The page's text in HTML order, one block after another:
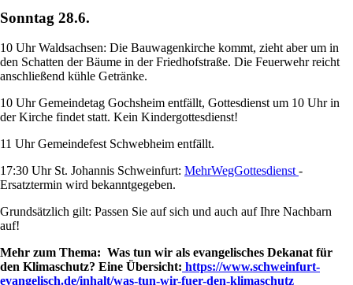
Sonntag 28.6.
10 Uhr Waldsachsen: Die Bauwagenkirche kommt, zieht aber um in
den Schatten der Bäume in der Friedhofstraße. Die Feuerwehr reicht
anschließend kühle Getränke.
10 Uhr Gemeindetag Gochsheim entfällt, Gottesdienst um 10 Uhr in
der Kirche findet statt. Kein Kindergottesdienst!
11 Uhr Gemeindefest Schwebheim entfällt.
17:30 Uhr St. Johannis Schweinfurt: MehrWegGottesdienst -
Ersatztermin wird bekanntgegeben.
Grundsätzlich gilt: Passen Sie auf sich und auch auf Ihre Nachbarn
auf!
Mehr zum Thema: Was tun wir als evangelisches Dekanat für
den Klimaschutz? Eine Übersicht: https://www.schweinfurt-
evangelisch.de/inhalt/was-tun-wir-fuer-den-klimaschutz